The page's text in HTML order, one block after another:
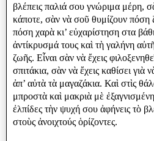
βλέπεις παλιά σου γνώριμα μέρη,
κάποτε, σὰν νὰ σοῦ θυμίζουν πόση
πόση χαρὰ κι’ εὐχαρίστηση στα
ἀντίκρυσμά τους καὶ τὴ γαλήνη
ζωῆς. Εἶναι σὰν νὰ ἔχεις
σπιτάκια, σὰν νὰ ἔχεις καθίσει γιὰ
ἀπ’ αὐτὰ τὰ μαγαζάκια. Καὶ στὶς
μπροστὰ καὶ μακριὰ μὲ
ἐλπίδες τὴν ψυχή σου ἀφήνεις τὸ
στοὺς ἀνοιχτούς ὁρίζοντες.